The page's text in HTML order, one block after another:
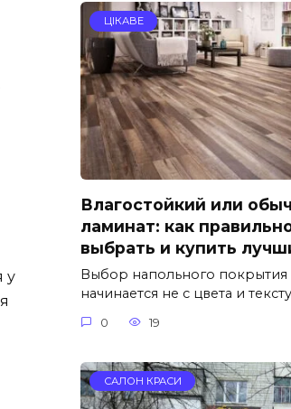
у
ЦІКАВЕ
Влагостойкий или
ламинат: как
выбрать и купить
Выбор напольного покрытия
начинается не с цвета и
0 19
САЛОН КРАСИ